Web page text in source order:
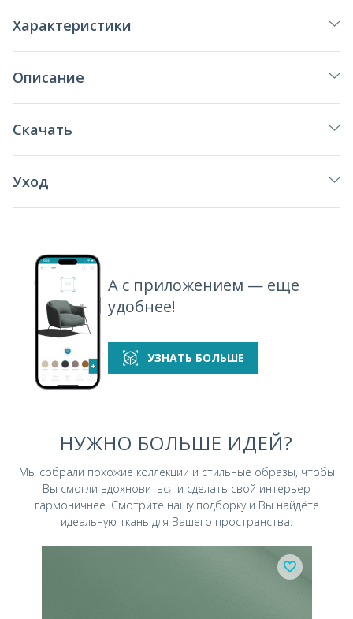
ECOstile 33
Характеристики
Описание
Скачать
Уход
А с приложением — еще
удобнее!
УЗНАТЬ БОЛЬШЕ
НУЖНО БОЛЬШЕ ИДЕЙ?
Мы собрали похожие коллекции и стильные образы, чтобы
Вы смогли вдохновиться и сделать свой интерьер
гармоничнее. Смотрите нашу подборку и Вы найдёте
идеальную ткань для Вашего пространства.